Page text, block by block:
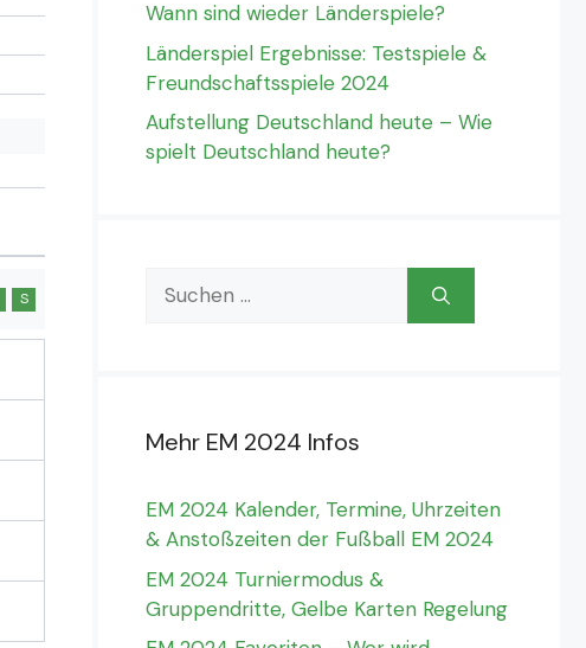
S
Wann sind wieder Länderspiele?
Länderspiel Ergebnisse: Testspiele &
Freundschaftsspiele 2024
Aufstellung Deutschland heute – Wie
spielt Deutschland heute?
Suchen
nach:
Mehr EM 2024 Infos
EM 2024 Kalender, Termine, Uhrzeiten
& Anstoßzeiten der Fußball EM 2024
EM 2024 Turniermodus &
Gruppendritte, Gelbe Karten Regelung